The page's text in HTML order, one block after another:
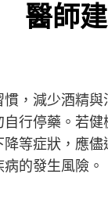
醫師
，減少酒精
行停藥。若
等症狀，應
的發生風險。